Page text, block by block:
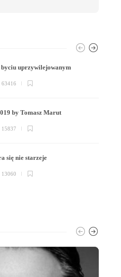
uprzywilejowanym
63416
by Tomasz Marut
15837
się nie starzeje
13060